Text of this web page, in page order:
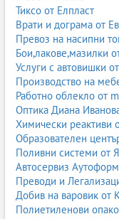
боядисването;
Недостатъчна
Поддръжка на
Редовната поддръжка
работа.
Проверка на
Почистване на
Проверка на
Смяна на
Проверка на
Предимства на
По-висока
Тиксо от Елпласт
Врати и дограма от
Превоз на насипни
Бои,лакове,мазилки
Услуги с автовишки
Производство на
Работно облекло от
Оптика Диана
Химически реактиви
Образователен
Поливни системи от
Автосервиз
Преводи и
Добив на варовик от
Полиетиленови